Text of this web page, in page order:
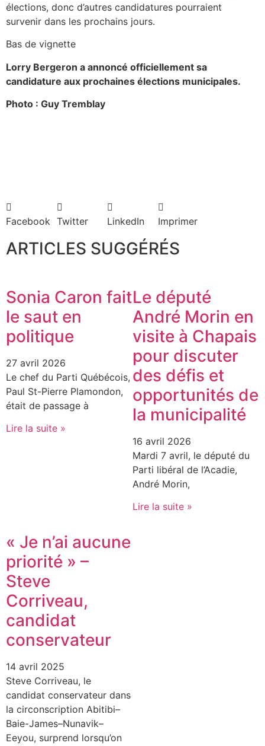
élections, donc d’autres candidatures pourraient
survenir dans les prochains jours.
Bas de vignette
Lorry Bergeron a annoncé officiellement sa
candidature aux prochaines élections municipales.
Photo : Guy Tremblay
Facebook Twitter LinkedIn Imprimer
ARTICLES SUGGÉRÉS
Sonia Caron fait
le saut en
politique
27 avril 2026
Le chef du Parti Québécois,
Paul St-Pierre Plamondon,
était de passage à
Lire la suite »
Le député
André Morin en
visite à Chapais
pour discuter
des défis et
opportunités de
la municipalité
16 avril 2026
Mardi 7 avril, le député du
Parti libéral de l’Acadie,
André Morin,
Lire la suite »
« Je n’ai aucune
priorité » –
Steve
Corriveau,
candidat
conservateur
14 avril 2025
Steve Corriveau, le
candidat conservateur dans
la circonscription Abitibi–
Baie-James–Nunavik–
Eeyou, surprend lorsqu’on